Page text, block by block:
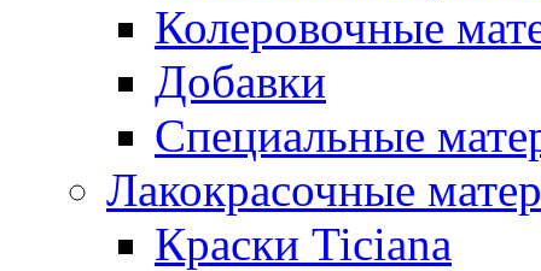
Колеровочные
Добавки
Специальные
Лакокрасочные
Краски Ticiana